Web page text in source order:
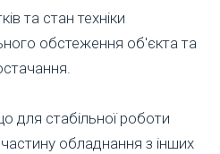
та стан техніки
обстеження об'єкта та
для стабільної роботи
обладнання з інших